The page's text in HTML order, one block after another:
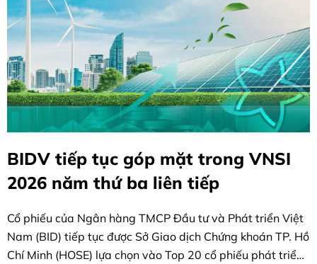
BIDV tiếp tục góp mặt trong VNSI
2026 năm thứ ba liên tiếp
Cổ phiếu của Ngân hàng TMCP Đầu tư và Phát triển Việt
Nam (BID) tiếp tục được Sở Giao dịch Chứng khoán TP. Hồ
Chí Minh (HOSE) lựa chọn vào Top 20 cổ phiếu phát triển